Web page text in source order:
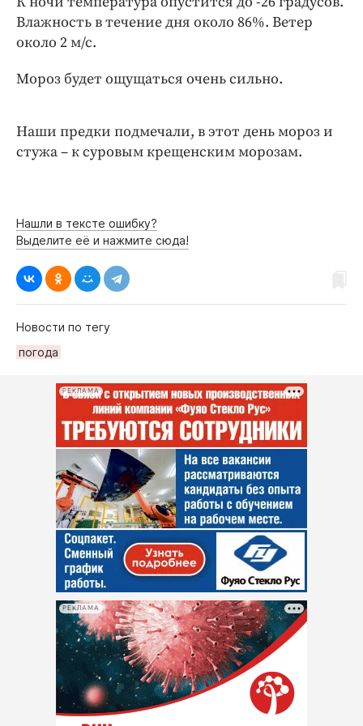
Интересное чтиво
Клиника года
Бренд года
Работодатель года
Влажность в течение дня около 86%. Ветер
около 2 м/с.
Мороз будет ощущаться очень сильно.
Наши предки подмечали, в этот день мороз и
стужа – к суровым крещенским морозам.
Нашли в тексте ошибку?
Выделите её и нажмите сюда!
Новости по тегу
погода
РЕКЛАМА
РЕКЛАМА